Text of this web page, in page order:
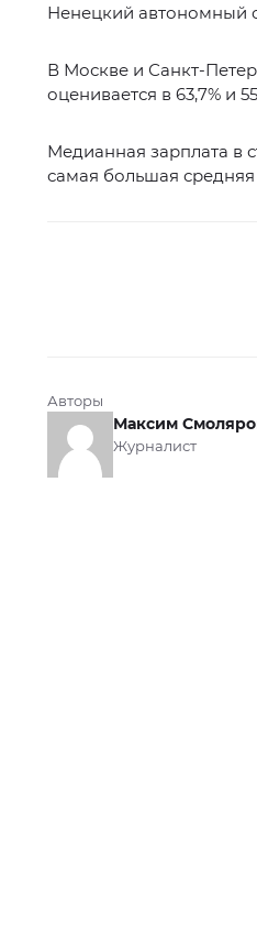
Ненецкий автономный
В Москве и Санкт-
оценивается в 63,7% и
Медианная зарплата в
самая большая
Авторы
Максим
Журналист